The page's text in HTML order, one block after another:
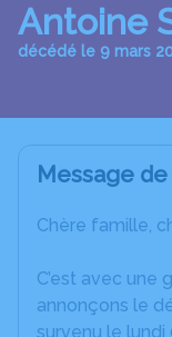
Antoine
décédé le 9 mars
Message
Chère famille,
C’est avec une
annonçons le
survenu le lundi